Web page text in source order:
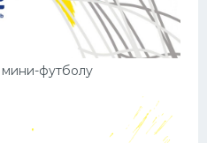
футболу